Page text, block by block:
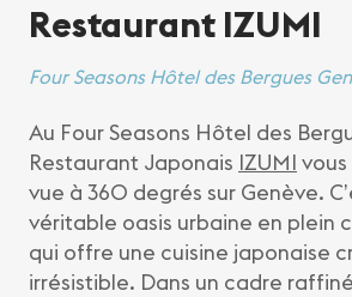
Restaurant IZUMI
Four Seasons Hôtel des Bergues
Au Four Seasons Hôtel des
Restaurant Japonais IZUMI
vue à 360 degrés sur Genève.
véritable oasis urbaine en plein
qui offre une cuisine japonaise
irrésistible. Dans un cadre